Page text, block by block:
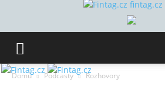
fintag.cz
Domů Podcasty Rozhovory